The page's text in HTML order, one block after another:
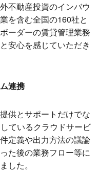
不動産投資のインバウ
を含む全国の160社と
ーダーの賃貸管理業務
安心を感じていただき
連携
供とサポートだけでな
ているクラウドサービ
定義や出力方法の議論
た後の業務フロー等に
した。